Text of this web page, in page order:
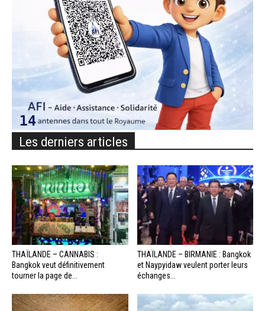
Les derniers articles
THAÏLANDE – CANNABIS :
Bangkok veut définitivement
tourner la page de...
THAÏLANDE – BIRMANIE : Bangkok
et Naypyidaw veulent porter leurs
échanges...